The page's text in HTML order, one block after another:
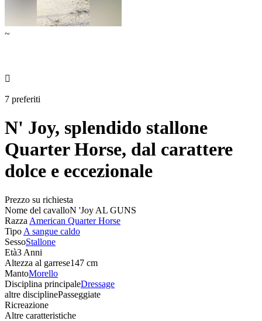
~

7 preferiti
N' Joy, splendido stallone
Quarter Horse, dal carattere
dolce e eccezionale
Prezzo su richiesta
Nome del cavalloN 'Joy AL GUNS
Razza American Quarter Horse
Tipo A sangue caldo
SessoStallone
Età3 Anni
Altezza al garrese147 cm
MantoMorello
Disciplina principaleDressage
altre disciplinePasseggiate
Ricreazione
Altre caratteristiche